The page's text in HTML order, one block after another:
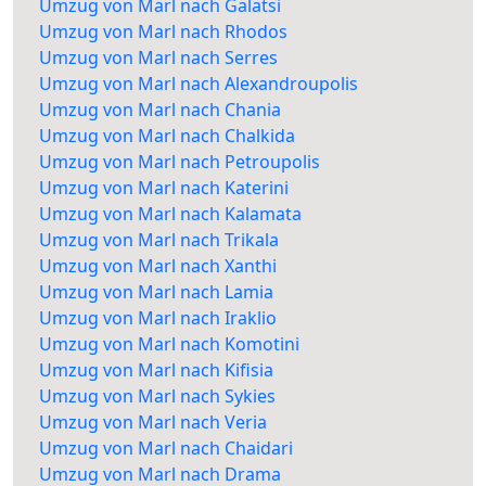
Umzug von Marl nach Galatsi
Umzug von Marl nach Rhodos
Umzug von Marl nach Serres
Umzug von Marl nach Alexandroupolis
Umzug von Marl nach Chania
Umzug von Marl nach Chalkida
Umzug von Marl nach Petroupolis
Umzug von Marl nach Katerini
Umzug von Marl nach Kalamata
Umzug von Marl nach Trikala
Umzug von Marl nach Xanthi
Umzug von Marl nach Lamia
Umzug von Marl nach Iraklio
Umzug von Marl nach Komotini
Umzug von Marl nach Kifisia
Umzug von Marl nach Sykies
Umzug von Marl nach Veria
Umzug von Marl nach Chaidari
Umzug von Marl nach Drama